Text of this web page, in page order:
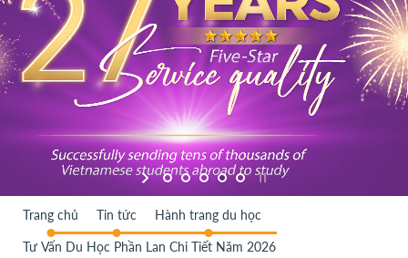
Trang chủ Tin tức Hành trang du học
Tư Vấn Du Học Phần Lan Chi Tiết Năm 2026